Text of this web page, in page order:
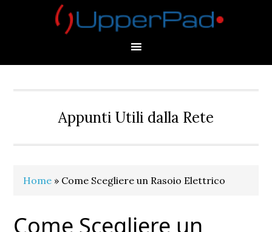
Appunti Utili dalla Rete
Home » Come Scegliere un Rasoio Elettrico
Come Scegliere un